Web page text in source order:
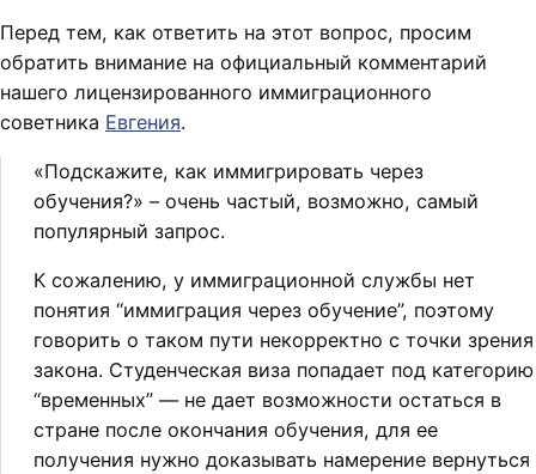
Перед тем, как ответить на этот вопрос, просим
обратить внимание на официальный комментарий
нашего лицензированного иммиграционного
советника Евгения.
«Подскажите, как иммигрировать через
обучения?» – очень частый, возможно, самый
популярный запрос.
К сожалению, у иммиграционной службы нет
понятия “иммиграция через обучение”, поэтому
говорить о таком пути некорректно с точки зрения
закона. Студенческая виза попадает под категорию
“временных” — не дает возможности остаться в
стране после окончания обучения, для ее
получения нужно доказывать намерение вернуться